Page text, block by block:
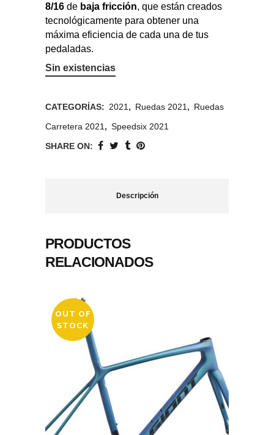
8/16 de baja fricción, que están creados
tecnológicamente para obtener una
máxima eficiencia de cada una de tus
pedaladas.
Sin existencias
CATEGORÍAS: 2021 , Ruedas 2021 , Ruedas
Carretera 2021 , Speedsix 2021
SHARE ON:
Descripción
PRODUCTOS
RELACIONADOS
OUT OF
STOCK